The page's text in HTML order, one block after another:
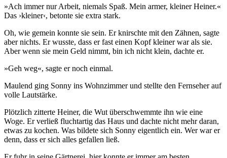
»Ach immer nur Arbeit, niemals Spaß. Mein armer, kleiner Heiner.«
Das ›kleiner‹, betonte sie extra stark.
Oh, wie gemein konnte sie sein. Er knirschte mit den Zähnen, sagte
aber nichts. Er wusste, dass er fast einen Kopf kleiner war als sie.
Aber wenn sie mein Geld nimmt, bin ich nicht klein, dachte er.
»Geh weg«, sagte er noch einmal.
Maulend ging Sonny ins Wohnzimmer und stellte den Fernseher auf
volle Lautstärke.
Plötzlich zitterte Heiner, die Wut überschwemmte ihn wie eine
Woge. Er verließ fluchtartig das Haus und dachte nicht mehr daran,
etwas zu kochen. Was bildete sich Sonny eigentlich ein. Wer war er
denn, dass er sich alles gefallen ließ.